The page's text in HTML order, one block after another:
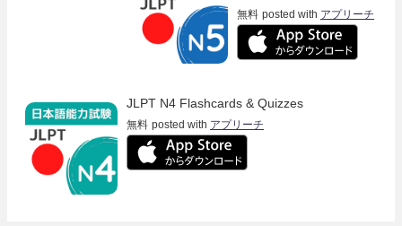
無料 posted with アプリーチ
JLPT N4 Flashcards & Quizzes
無料 posted with アプリーチ